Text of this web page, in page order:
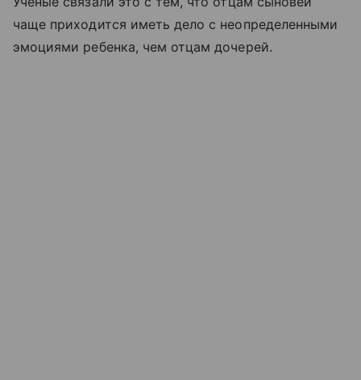
чаще приходится иметь дело с неопределенными
эмоциями ребенка, чем отцам дочерей.